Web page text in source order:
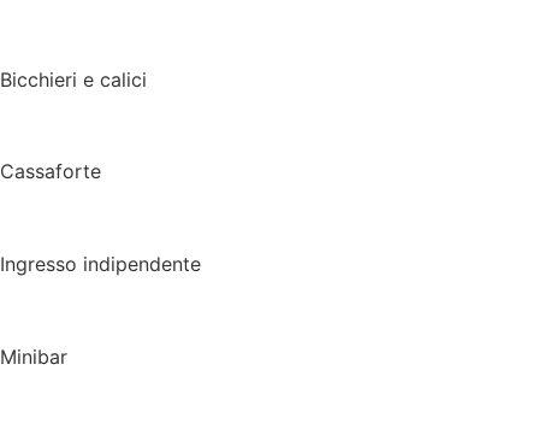
Bicchieri e calici
Cassaforte
Ingresso indipendente
Minibar